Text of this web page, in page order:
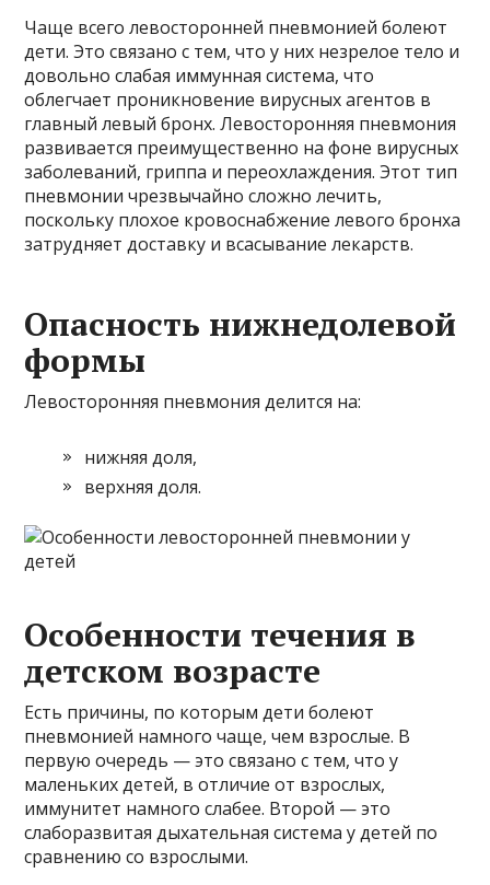
Чаще всего левосторонней пневмонией болеют
дети. Это связано с тем, что у них незрелое тело и
довольно слабая иммунная система, что
облегчает проникновение вирусных агентов в
главный левый бронх. Левосторонняя пневмония
развивается преимущественно на фоне вирусных
заболеваний, гриппа и переохлаждения. Этот тип
пневмонии чрезвычайно сложно лечить,
поскольку плохое кровоснабжение левого бронха
затрудняет доставку и всасывание лекарств.
Опасность нижнедолевой
формы
Левосторонняя пневмония делится на:
нижняя доля,
верхняя доля.
Особенности течения в
детском возрасте
Есть причины, по которым дети болеют
пневмонией намного чаще, чем взрослые. В
первую очередь — это связано с тем, что у
маленьких детей, в отличие от взрослых,
иммунитет намного слабее. Второй — это
слаборазвитая дыхательная система у детей по
сравнению со взрослыми.